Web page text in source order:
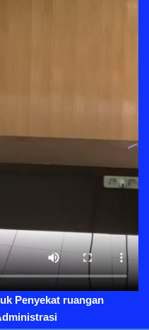
Penyekat ruangan